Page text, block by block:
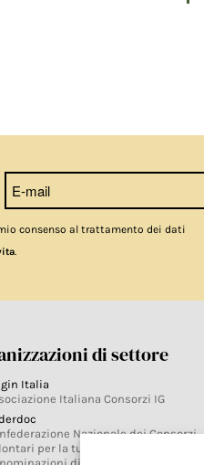
consenso al trattamento dei dati
di settore
Italia
Italiana Consorzi IG
Nazionale dei Consorzi
per la tutela delle